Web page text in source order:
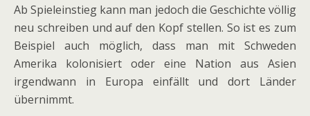
Ab Spieleinstieg kann man jedoch die Geschichte völlig
neu schreiben und auf den Kopf stellen. So ist es zum
Beispiel auch möglich, dass man mit Schweden
Amerika kolonisiert oder eine Nation aus Asien
irgendwann in Europa einfällt und dort Länder
übernimmt.